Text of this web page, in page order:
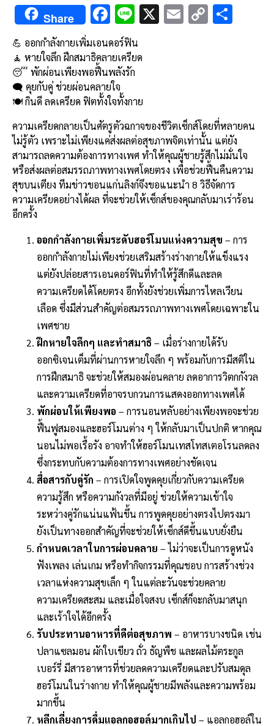
Share F
ac
e
b
o
o
k
Li
e
X E C
💪 ออกกำลังกายเพิ่มเอนดอร์ฟิน
🧘 หายใจลึก ฝึกสมาธิคลายเครียด
😴 พักผ่อนเพียงพอฟื้นพลังรัก
🗨️ คุยกับคู่ ช่วยผ่อนคลายใจ
🍽️ กินดี ลดเครียด ฟิตทั้งใจทั้งกาย
ความเครียดกลายเป็นศัตรูตัวฉกาจของชีวิตเซ็กส์โดยที่หลายคน
ไม่รู้ตัว เพราะไม่เพียงแค่ส่งผลต่อสุขภาพจิตเท่านั้น แต่ยัง
สามารถลดความต้องการทางเพศ ทำให้คุณผู้ชายรู้สึกไม่มั่นใจ
หรือส่งผลต่อสมรรถภาพทางเพศโดยตรง เพื่อช่วยฟื้นคืนความ
สุขบนเตียง ทีมข่าวขอนแก่นลิงก์จึงขอแนะนำ 8 วิธีจัดการ
ความเครียดอย่างได้ผล ที่จะช่วยให้เซ็กส์ของคุณกลับมาเร่าร้อน
อีกครั้ง
ออกกำลังกายเพิ่มระดับฮอร์โมนแห่งความสุข – การ
ออกกำลังกายไม่เพียงช่วยเสริมสร้างร่างกายให้แข็งแรง
แต่ยังปล่อยสารเอนดอร์ฟินที่ทำให้รู้สึกดีและลด
ความเครียดได้โดยตรง อีกทั้งยังช่วยเพิ่มการไหลเวียน
เลือด ซึ่งมีส่วนสำคัญต่อสมรรถภาพทางเพศโดยเฉพาะใน
เพศชาย
ฝึกหายใจลึกๆ และทำสมาธิ– เมื่อร่างกายได้รับ
ออกซิเจนเต็มที่ผ่านการหายใจลึก ๆ พร้อมกับการมีสติใน
การฝึกสมาธิ จะช่วยให้สมองผ่อนคลาย ลดอาการวิตกกังวล
และความเครียดที่อาจรบกวนการแสดงออกทางเพศได้
พักผ่อนให้เพียงพอ – การนอนหลับอย่างเพียงพอจะช่วย
ฟื้นฟูสมองและฮอร์โมนต่าง ๆ ให้กลับมาเป็นปกติ หากคุณ
นอนไม่พอเรื้อรัง อาจทำให้ฮอร์โมนเทสโทสเตอโรนลดลง
ซึ่งกระทบกับความต้องการทางเพศอย่างชัดเจน
สื่อสารกับคู่รัก – การเปิดใจพูดคุยเกี่ยวกับความเครียด
ความรู้สึก หรือความกังวลที่มีอยู่ ช่วยให้ความเข้าใจ
ระหว่างคู่รักแน่นแฟ้นขึ้น การพูดคุยอย่างตรงไปตรงมา
ยังเป็นทางออกสำคัญที่จะช่วยให้เซ็กส์ดีขึ้นแบบยั่งยืน
กำหนดเวลาในการผ่อนคลาย – ไม่ว่าจะเป็นการดูหนัง
ฟังเพลง เล่นเกม หรือทำกิจกรรมที่คุณชอบ การสร้างช่วง
เวลาแห่งความสุขเล็ก ๆ ในแต่ละวันจะช่วยคลาย
ความเครียดสะสม และเมื่อใจสงบ เซ็กส์ก็จะกลับมาสนุก
และเร้าใจได้อีกครั้ง
รับประทานอาหารที่ดีต่อสุขภาพ – อาหารบางชนิด เช่น
ปลาแซลมอน ผักใบเขียว ถั่ว ธัญพืช และผลไม้ตระกูล
เบอร์รี่ มีสารอาหารที่ช่วยลดความเครียดและปรับสมดุล
ฮอร์โมนในร่างกาย ทำให้คุณผู้ชายมีพลังและความพร้อม
มากขึ้น
หลีกเลี่ยงการดื่มแอลกอฮอล์มากเกินไป – แอลกอฮอล์ใน